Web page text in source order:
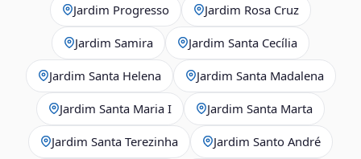
Jardim Progresso Jardim Rosa Cruz
Jardim Samira Jardim Santa Cecília
Jardim Santa Helena Jardim Santa Madalena
Jardim Santa Maria I Jardim Santa Marta
Jardim Santa Terezinha Jardim Santo André